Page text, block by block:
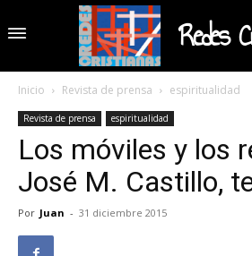
Redes
Inicio Revista de prensa espiritualidad
Revista de prensa espiritualidad
Los móviles y los
José M. Castillo,
Por Juan - 31 diciembre 2015